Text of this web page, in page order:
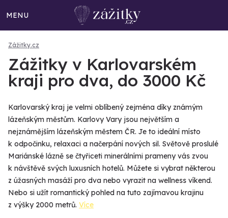
MENU
Zážitky.cz
Zážitky v Karlovarském
kraji pro dva, do 3000 Kč
Karlovarský kraj je velmi oblíbený zejména díky známým
lázeňským městům. Karlovy Vary jsou největším a
nejznámějším lázeňským městem ČR. Je to ideální místo
k odpočinku, relaxaci a načerpání nových sil. Světově proslulé
Mariánské lázně se čtyřiceti minerálními prameny vás zvou
k návštěvě svých luxusních hotelů. Můžete si vybrat některou
z úžasných masáží pro dva nebo vyrazit na wellness víkend.
Nebo si užít romantický pohled na tuto zajímavou krajinu
z výšky 2000 metrů. Více